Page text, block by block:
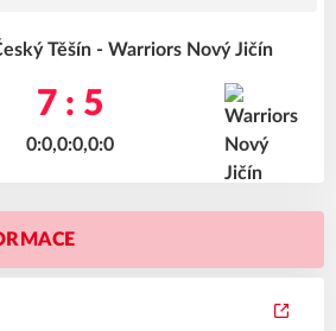
Těšín - Warriors Nový Jičín
7 : 5
0:0,0:0,0:0